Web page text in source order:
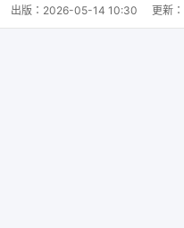
出版： 2026-05-14 10:30 更新：